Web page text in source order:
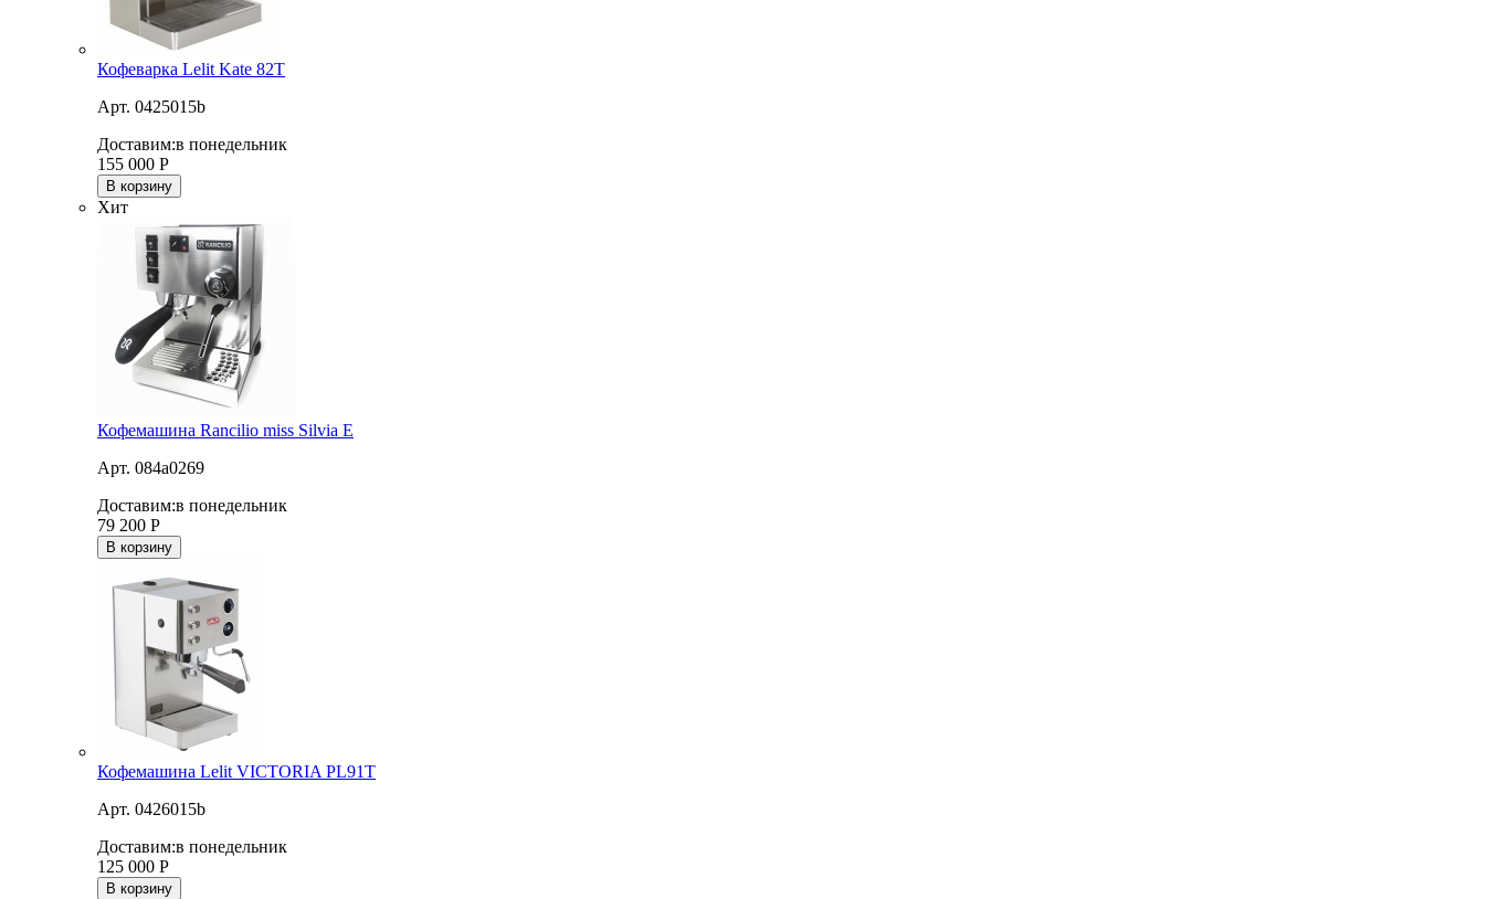
Кофеварка Lelit Kate 82T
Арт. 0425015b
Доставим:в понедельник
155 000 Р
В корзину
Хит
Кофемашина Rancilio miss Silvia E
Арт. 084a0269
Доставим:в понедельник
79 200 Р
В корзину
Кофемашина Lelit VICTORIA PL91T
Арт. 0426015b
Доставим:в понедельник
125 000 Р
В корзину